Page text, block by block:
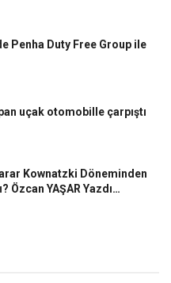
Penha Duty Free Group ile
uçak otomobille çarpıştı
Kownatzki Döneminden
Özcan YAŞAR Yazdı…